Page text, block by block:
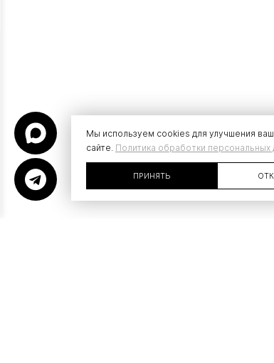
Мы используем cookies для улучшения
сайте. Политика обработки персональных
ПРИНЯТЬ